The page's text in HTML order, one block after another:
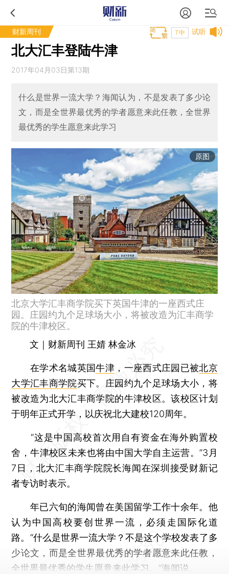
财新周刊 试听
T中
北大汇丰登陆牛津
2017年04月03日第13期
什么是世界一流大学？海闻认为，不是发表了多少论
文，而是全世界最优秀的学者愿意来此任教，全世界
最优秀的学生愿意来此学习
原图
北京大学汇丰商学院买下英国牛津的一座西式庄
园。庄园约九个足球场大小，将被改造为汇丰商学
院的牛津校区。
文｜财新周刊 王婧 林金冰
在学术名城英国牛津 ，一座西式庄园已被北京
大学汇丰商学院买下。庄园约九个足球场大小，将
被改造为北大汇丰商学院的牛津校区。该校区计划
于明年正式开学，以庆祝北大建校120周年。
“这是中国高校首次用自有资金在海外购置校
舍，牛津校区未来也将由中国大学自主运营。”3月
7日，北大汇丰商学院院长海闻在深圳接受财新记
者专访时表示。
年已六旬的海闻曾在美国留学工作十余年。他
认为中国高校要创世界一流，必须走国际化道
路。“什么是世界一流大学？不是这个学校发表了多
少论文，而是全世界最优秀的学者愿意来此任教，
全世界最优秀的学生愿意来此学习。”海闻说。